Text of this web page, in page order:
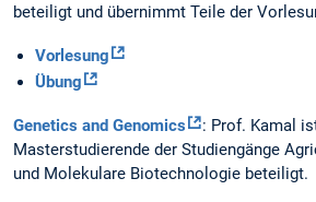
beteiligt und übernimmt Teile der
Vorlesung
Übung
Genetics and Genomics
: Prof. Kamal
Masterstudierende der Studiengänge
und Molekulare Biotechnologie beteiligt.